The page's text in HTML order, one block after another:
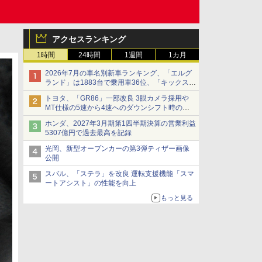
アクセスランキング
1時間 24時間 1週間 1カ月
2026年7月の車名別新車ランキング、「エルグ
ランド」は1883台で乗用車36位、「キックス」
は2591台で27位に
トヨタ、「GR86」一部改良 3眼カメラ採用や
MT仕様の5速から4速へのダウンシフト時の操
作性向上など
ホンダ、2027年3月期第1四半期決算の営業利益
5307億円で過去最高を記録
光岡、新型オープンカーの第3弾ティザー画像
公開
スバル、「ステラ」を改良 運転支援機能「スマ
ートアシスト」の性能を向上
もっと見る